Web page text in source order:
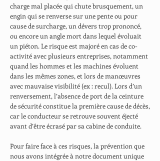
charge mal placée qui chute brusquement, un
engin qui se renverse sur une pente ou pour
cause de surcharge, un dévers trop prononcé,
ou encore un angle mort dans lequel évoluait
un piéton. Le risque est majoré en cas de co-
activité avec plusieurs entreprises, notamment
quand les hommes et les machines évoluent
dans les mêmes zones, et lors de manœuvres
avec mauvaise visibilité (ex : recul). Lors d’un
renversement, l’absence de port de la ceinture
de sécurité constitue la première cause de décès,
car le conducteur se retrouve souvent éjecté
avant d’être écrasé par sa cabine de conduite.
Pour faire face à ces risques, la prévention que
nous avons intégrée à notre document unique